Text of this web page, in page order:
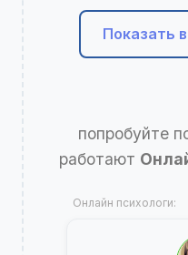
Показать
попробуйте
работают
Онлайн психологи: